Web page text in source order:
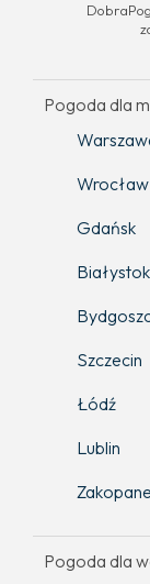
Pogoda dla
Wrocław
Gdańsk
Białystok
Szczecin
Łódź
Lublin
Zakopane
Pogoda dla